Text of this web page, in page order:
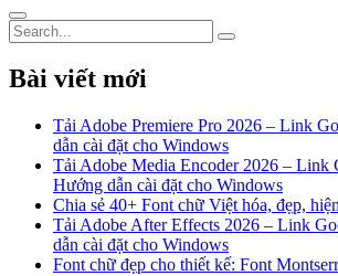
Bài viết mới
Tải Adobe Premiere Pro 2026 – Link
dẫn cài đặt cho Windows
Tải Adobe Media Encoder 2026 – Link
Hướng dẫn cài đặt cho Windows
Chia sẻ 40+ Font chữ Việt hóa, đẹp,
Tải Adobe After Effects 2026 – Link
dẫn cài đặt cho Windows
Font chữ đẹp cho thiết kế: Font